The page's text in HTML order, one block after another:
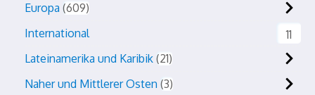
Europa 609
International
11
Lateinamerika und Karibik 21
Naher und Mittlerer Osten 3